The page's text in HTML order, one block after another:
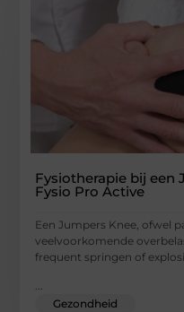
Fysiotherapie bij een
Fysio Pro Active
Een Jumpers Knee, ofwel
veelvoorkomende
frequent springen of
...
Gezondheid